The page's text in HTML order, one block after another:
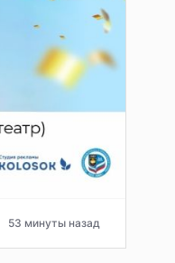
53 минуты назад